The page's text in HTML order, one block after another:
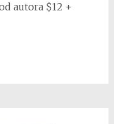
autora $12 +